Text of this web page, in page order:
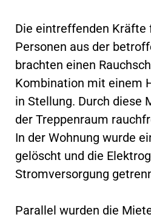
Die eintreffenden Kräfte
Personen aus der
brachten einen
Kombination mit einem
in Stellung. Durch diese
der Treppenraum
In der Wohnung wurde
gelöscht und die
Stromversorgung
Parallel wurden die